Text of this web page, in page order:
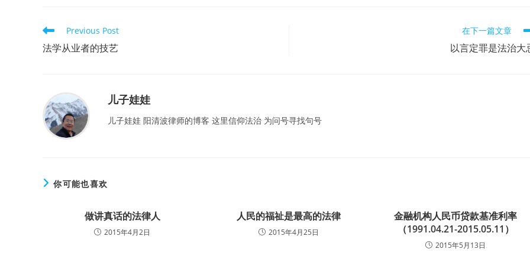
Read
more
articles
Previous Post
法学从业者的技艺
在下一篇文章
以言定罪是法治大
儿子娃娃
儿子娃娃 阳清波律师的博客 这里信仰法治 为问号寻找句号
你可能也喜欢
做讲真话的法律人
2015年4月2日
人民的福祉是最高的法律
2015年4月25日
金融机构人民币贷款基准利率
（1991.04.21-2015.05.11）
2015年5月13日